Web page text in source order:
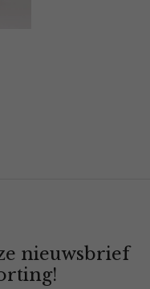
nieuwsbrief